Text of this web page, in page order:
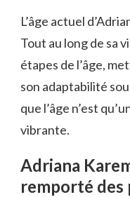
L’âge actuel
Tout au long de sa
étapes de l’âge,
son adaptabilité
que l’âge n’est
vibrante.
Adriana
remporté des